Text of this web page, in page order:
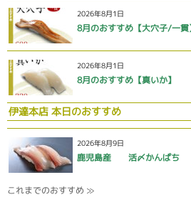
2026年8月1日
8月のおすすめ【大穴子/一貫
2026年8月1日
8月のおすすめ【真いか】
伊達本店 本日のおすすめ
2026年8月9日
鹿児島産 活〆かんぱち
これまでのおすすめ ≫